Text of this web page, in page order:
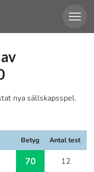
nya sällskapsspel.
Betyg Antal test
70 12